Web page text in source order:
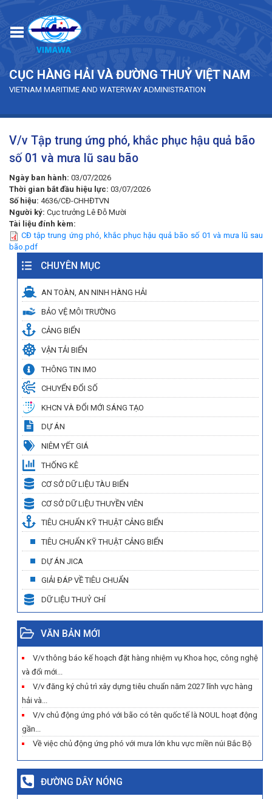
CỤC HÀNG HẢI VÀ ĐƯỜNG THUỶ VIỆT NAM
VIETNAM MARITIME AND WATERWAY ADMINISTRATION
V/v Tập trung ứng phó, khắc phục hậu quả bão
số 01 và mưa lũ sau bão
Ngày ban hành: 03/07/2026
Thời gian bắt đầu hiệu lực: 03/07/2026
Số hiệu: 4636/CĐ-CHHĐTVN
Người ký: Cục trưởng Lê Đỗ Mười
Tài liệu đính kèm:
CĐ tập trung ứng phó, khắc phục hậu quả bão số 01 và mưa lũ sau
bão.pdf
CHUYÊN MỤC
AN TOÀN, AN NINH HÀNG HẢI
BẢO VỆ MÔI TRƯỜNG
CẢNG BIỂN
VẬN TẢI BIỂN
THÔNG TIN IMO
CHUYỂN ĐỔI SỐ
KHCN VÀ ĐỔI MỚI SÁNG TẠO
DỰ ÁN
NIÊM YẾT GIÁ
THỐNG KÊ
CƠ SỞ DỮ LIỆU TÀU BIỂN
CƠ SỞ DỮ LIỆU THUYỀN VIÊN
TIÊU CHUẨN KỸ THUẬT CẢNG BIỂN
TIÊU CHUẨN KỸ THUẬT CẢNG BIỂN
DỰ ÁN JICA
GIẢI ĐÁP VỀ TIÊU CHUẨN
DỮ LIỆU THUỶ CHÍ
VĂN BẢN MỚI
V/v thông báo kế hoạch đặt hàng nhiệm vụ Khoa học, công nghệ
và đổi mới...
V/v đăng ký chủ trì xây dựng tiêu chuẩn năm 2027 lĩnh vực hàng
hải và...
V/v chủ động ứng phó với bão có tên quốc tế là NOUL hoạt động
gần...
Về việc chủ động ứng phó với mưa lớn khu vực miền núi Bắc Bộ
ĐƯỜNG DÂY NÓNG